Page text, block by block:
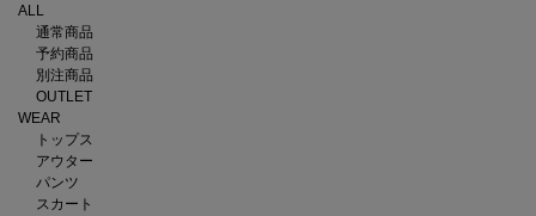
ALL
通常商品
予約商品
別注商品
OUTLET
WEAR
トップス
アウター
パンツ
スカート